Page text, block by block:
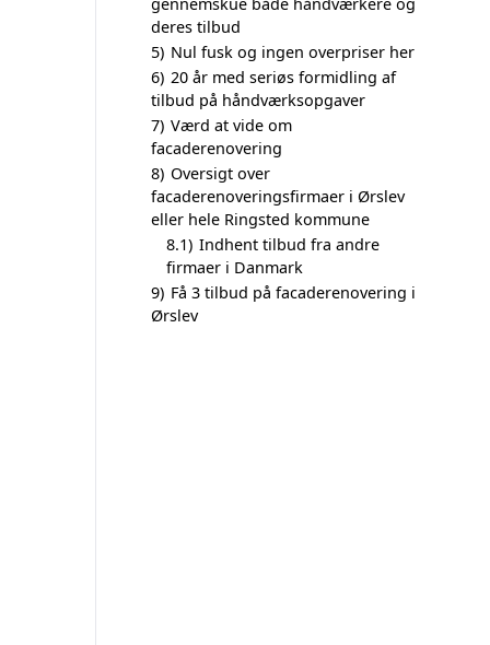
deres tilbud
5) Nul fusk og ingen overpriser her
6) 20 år med seriøs formidling af
tilbud på håndværksopgaver
7) Værd at vide om
facaderenovering
8) Oversigt over
facaderenoveringsfirmaer i Ørslev
eller hele Ringsted kommune
8.1) Indhent tilbud fra andre
firmaer i Danmark
9) Få 3 tilbud på facaderenovering i
Ørslev